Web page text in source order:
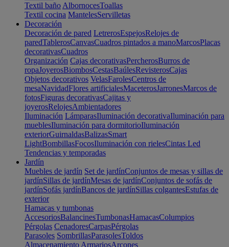
Textil baño AlbornocesToallas
Textil cocina MantelesServilletas
Decoración
Decoración de pared LetrerosEspejosRelojes de
paredTablerosCanvasCuadros pintados a manoMarcosPlacas
decorativasCuadros
Organización Cajas decorativasPercherosBurros de
ropaJoyerosBiombosCestasBaúlesRevisterosCajas
Objetos decorativos VelasFarolesCentros de
mesaNavidadFlores artificialesMaceterosJarronesMarcos de
fotosFiguras decorativasCajitas y
joyerosRelojesAmbientadores
Iluminación LámparasIluminación decorativaIluminación para
mueblesIluminación para dormitorioIluminación
exteriorGuirnaldasBalizasSmart
LightBombillasFocosIluminación con rielesCintas Led
Tendencias y temporadas
Jardín
Muebles de jardín Set de jardínConjuntos de mesas y sillas de
jardínSillas de jardínMesas de jardínConjuntos de sofás de
jardínSofás jardínBancos de jardínSillas colgantesEstufas de
exterior
Hamacas y tumbonas
AccesoriosBalancinesTumbonasHamacasColumpios
Pérgolas CenadoresCarpasPérgolas
Parasoles SombrillasParasolesToldos
Almacenamiento ArmariosArcones